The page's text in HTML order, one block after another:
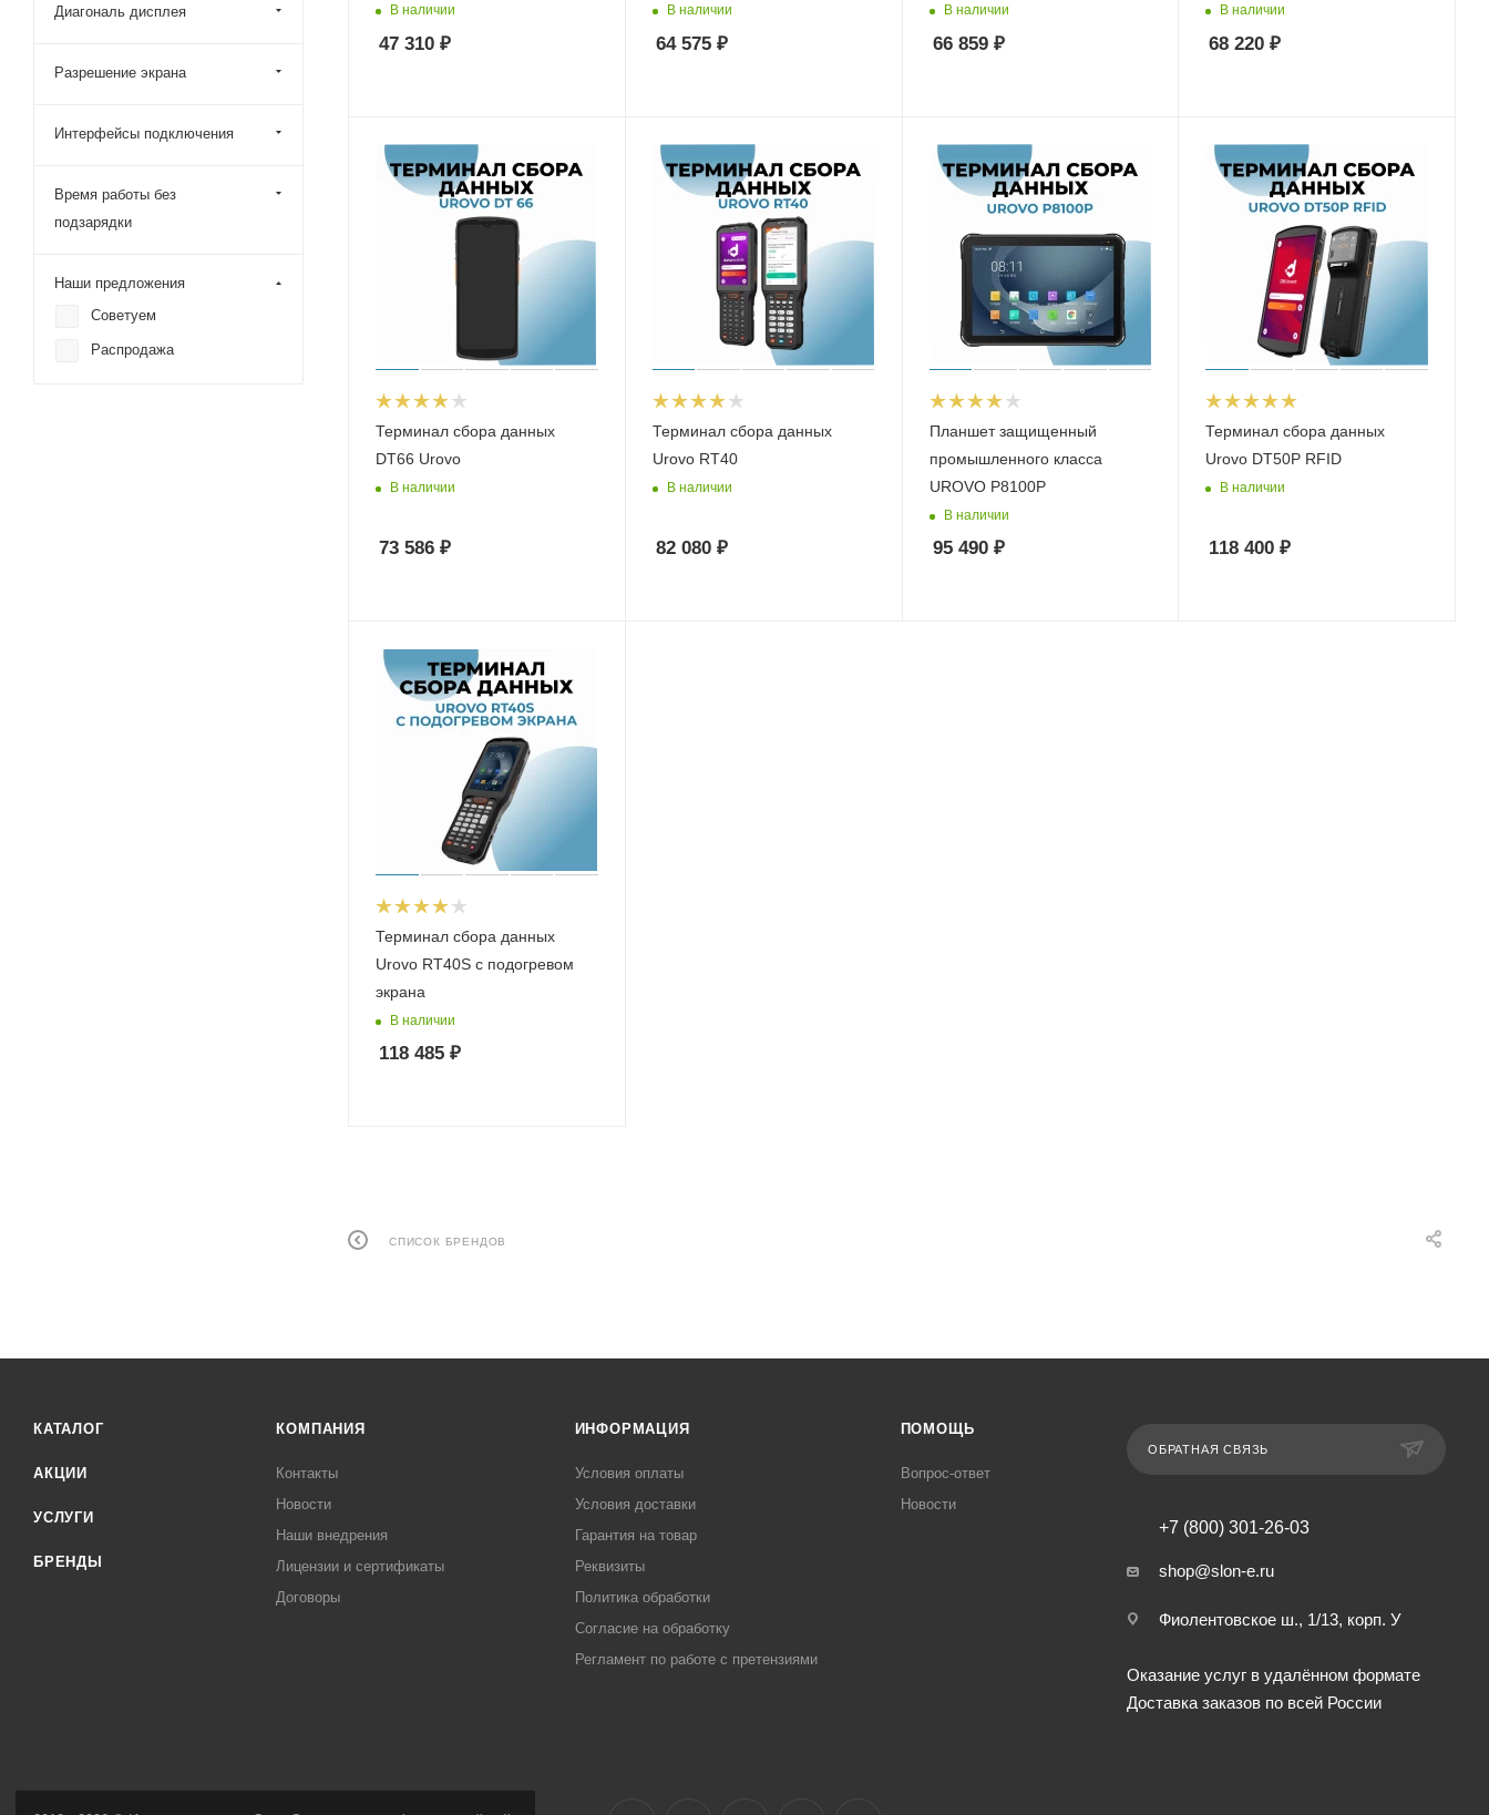
В наличии
47 310 ₽
В наличии
64 575₽
В наличии
66 859₽
В наличии
68 220 ₽
Терминал сбора данных
DT66 Urovo
В наличии
73 586 ₽
Терминал сбора данных
Urovo RT40
В наличии
82 080₽
Планшет защищенный
промышленного класса
UROVO P8100P
В наличии
95 490₽
Терминал сбора данных
Urovo DT50P RFID
В наличии
118 400 ₽
Терминал сбора данных
Urovo RT40S с подогревом
экрана
В наличии
118 485 ₽
СПИСОК БРЕНДОВ
Диагональ дисплея
Разрешение экрана
Интерфейсы подключения
Время работы без
подзарядки
Наши предложения
Советуем
Распродажа
КАТАЛОГ
АКЦИИ
УСЛУГИ
БРЕНДЫ
КОМПАНИЯ
Контакты
Новости
Наши внедрения
Лицензии и сертификаты
Договоры
ИНФОРМАЦИЯ
Условия оплаты
Условия доставки
Гарантия на товар
Реквизиты
Политика обработки
Согласие на обработку
Регламент по работе с претензиями
ПОМОЩЬ
Вопрос-ответ
Новости
ОБРАТНАЯ СВЯЗЬ
+7 (800) 301-26-03
shop@slon-e.ru
Фиолентовское ш., 1/13, корп. У
Оказание услуг в удалённом формате
Доставка заказов по всей России